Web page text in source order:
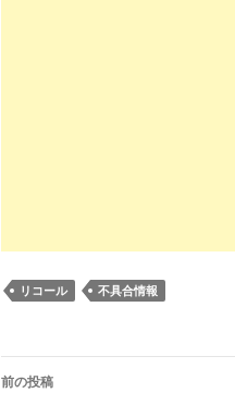
リコール 不具合情報
投
前の投稿